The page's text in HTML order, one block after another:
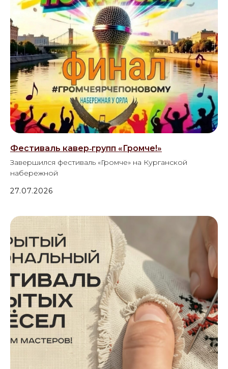
Фестиваль кавер‑групп «Громче!»
Завершился фестиваль «Громче» на Курганской
набережной
27.07.2026